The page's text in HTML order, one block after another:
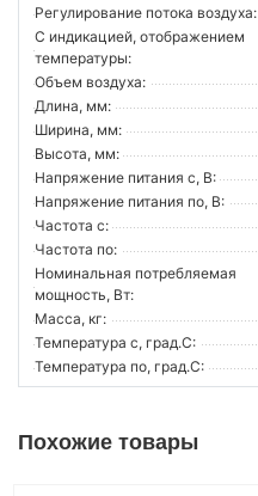
Регулирование потока воздуха:
С индикацией, отображением
температуры:
Объем воздуха:
Длина, мм:
Ширина, мм:
Высота, мм:
Напряжение питания с, В:
Напряжение питания по, В:
Частота с:
Частота по:
Номинальная потребляемая
мощность, Вт:
Масса, кг:
Температура с, град.C:
Температура по, град.C:
Похожие товары